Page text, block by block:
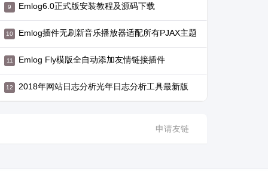
Emlog6.0正式版安装教程及源码下载
Emlog插件无刷新音乐播放器适配所有PJAX主题
Emlog Fly模版全自动添加友情链接插件
2018年网站日志分析光年日志分析工具最新版
申请友链